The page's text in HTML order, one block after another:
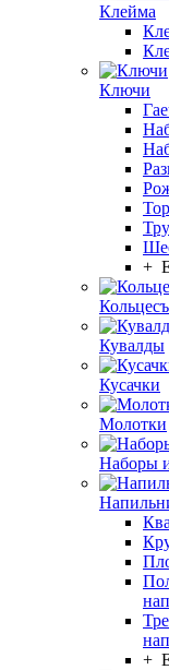
Клейма
Ключи
+
Кувалды
Кусачки
Молотки
Наборы
+